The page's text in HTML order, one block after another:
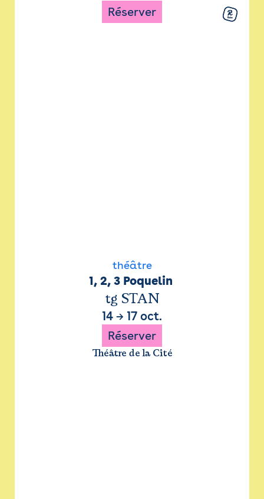
Réserver
théâtre
1, 2, 3 Poquelin
tg STAN
14 → 17 oct.
Réserver
Théâtre de la Cité